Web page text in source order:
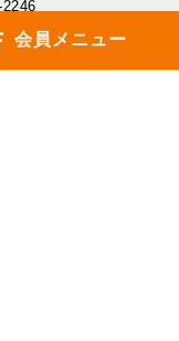
しんじょうきょ
会員メニュー